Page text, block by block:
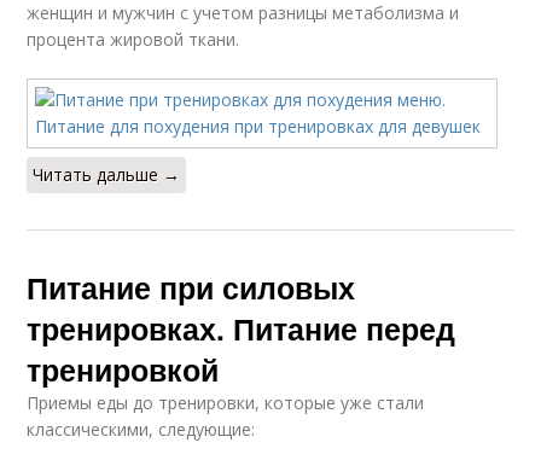
женщин и мужчин с учетом разницы метаболизма и
процента жировой ткани.
Читать дальше →
Питание при силовых
тренировках. Питание перед
тренировкой
Приемы еды до тренировки, которые уже стали
классическими, следующие: